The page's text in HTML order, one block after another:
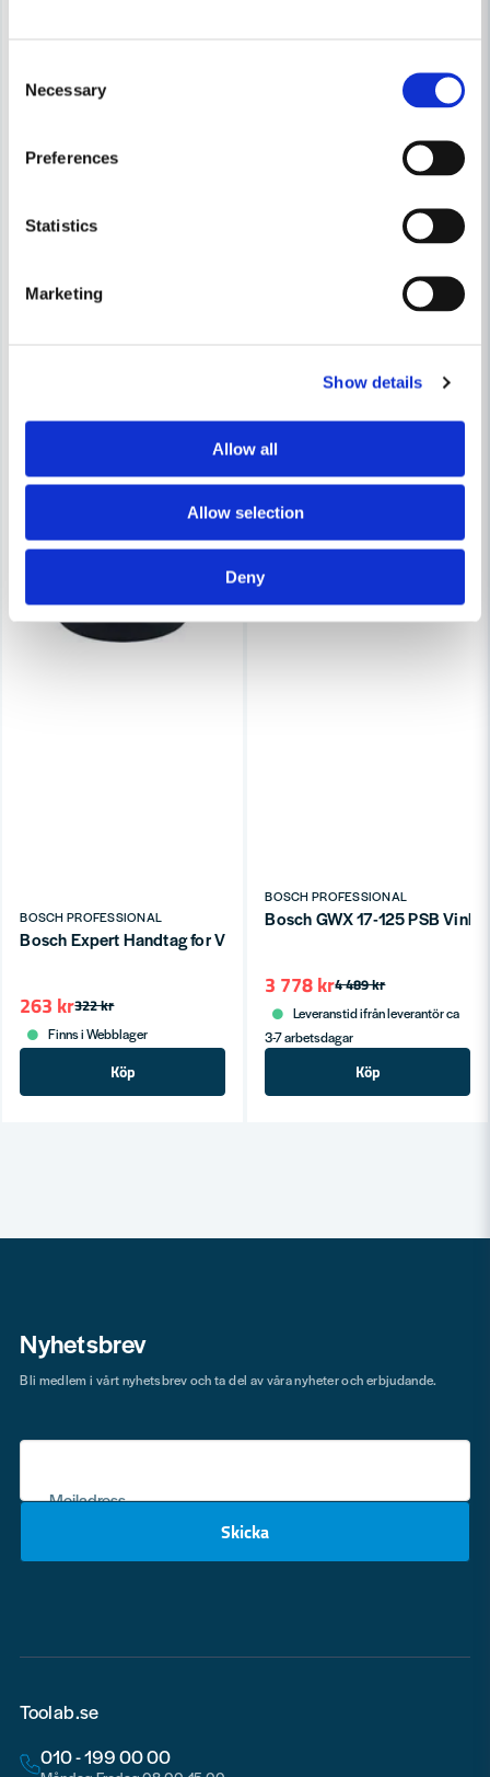
Selection
Necessary
Preferences
Statistics
Marketing
Show details
Allow all
Allow selection
Deny
BOSCH PROFESSIONAL
Bosch Expert Handtag for Vibration Control M14 vinkelslip
322 kr
263 kr
Finns i Webblager
Köp
BOSCH PROFESSIONAL
Bosch GWX 17-125 PSB
4 489 kr
3 778 kr
Leveranstid ifrån leverantör ca
3-7 arbetsdagar
Köp
Nyhetsbrev
Mejladress
Skicka
Bli medlem i vårt nyhetsbrev och ta del av våra nyheter och erbjudande.
Toolab.se
010 - 199 00 00